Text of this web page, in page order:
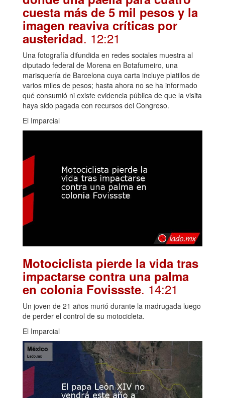
cuesta más de 5 mil pesos y la
imagen reaviva críticas por
austeridad. 12:21
Una fotografía difundida en redes sociales muestra al
diputado federal de Morena en Botafumeiro, una
marisquería de Barcelona cuya carta incluye platillos de
varios miles de pesos; hasta ahora no se ha informado
qué consumió ni existe evidencia pública de que la visita
haya sido pagada con recursos del Congreso.
El Imparcial
Motociclista pierde la vida tras
impactarse contra una palma
en colonia Fovissste. 14:21
Un joven de 21 años murió durante la madrugada luego
de perder el control de su motocicleta.
El Imparcial